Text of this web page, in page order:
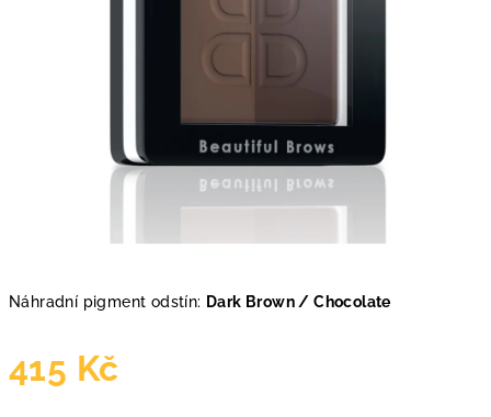
Náhradní pigment odstín: Dark Brown / Chocolate
415 Kč